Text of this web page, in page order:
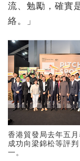
流、勉勵，確實
絡。」
香港貿發局去年五
成功向梁錦松等評
一。